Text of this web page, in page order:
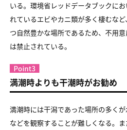
いる。環境省レッドデータブックに
れているエビやカニ類が多く棲むな
つ自然豊かな場所であるため、不用
は禁止されている。
Point3
満潮時よりも干潮時がお勧め
満潮時には干潟であった場所の多く
などを観察することが難しくなる。